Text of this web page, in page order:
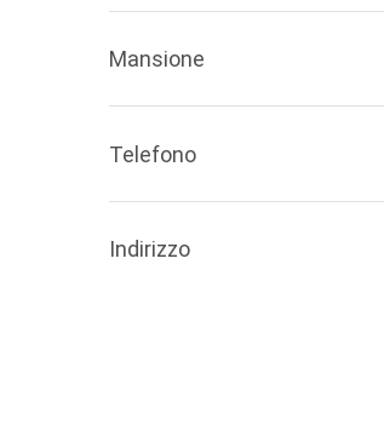
Mansione
Telefono
Indirizzo